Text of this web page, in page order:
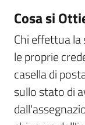
Cosa si
Chi effettua
le proprie
casella di
sullo stato di